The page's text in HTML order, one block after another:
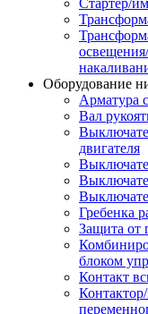
Стартер/
Оборудование
Арматура
Вал
двигателя
Гребенка
Защита от
блоком
Контакт